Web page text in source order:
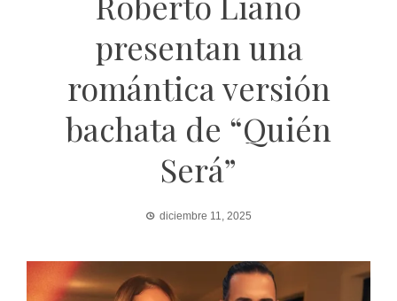
presentan una
romántica versión
bachata de “Quién
Será”
diciembre 11, 2025